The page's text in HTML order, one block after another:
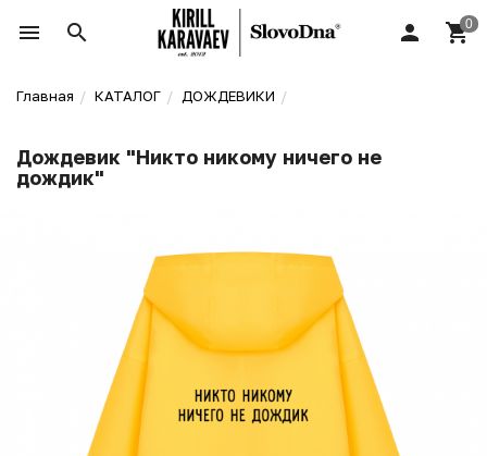
Главная КАТАЛОГ ДОЖДЕВИКИ
Дождевик "Никто никому ничего не
дождик"